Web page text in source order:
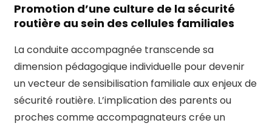
Promotion d’une culture de la sécurité
routière au sein des cellules familiales
La conduite accompagnée transcende sa
dimension pédagogique individuelle pour devenir
un vecteur de sensibilisation familiale aux enjeux de
sécurité routière. L’implication des parents ou
proches comme accompagnateurs crée un